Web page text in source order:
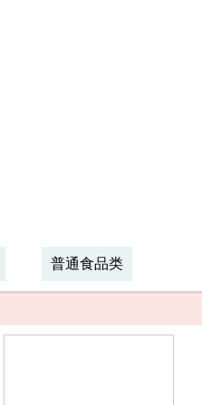
普通食品类